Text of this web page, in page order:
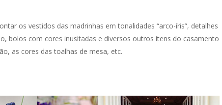
os vestidos das madrinhas em tonalidades “arco-íris”, detalhes
bolos com cores inusitadas e diversos outros itens do casamento
as cores das toalhas de mesa, etc.